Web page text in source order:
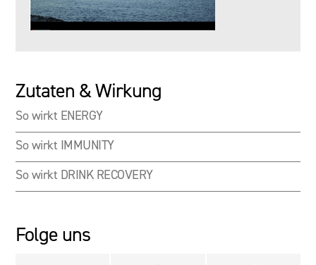
Zutaten & Wirkung
So wirkt ENERGY
So wirkt IMMUNITY
So wirkt DRINK RECOVERY
Folge uns